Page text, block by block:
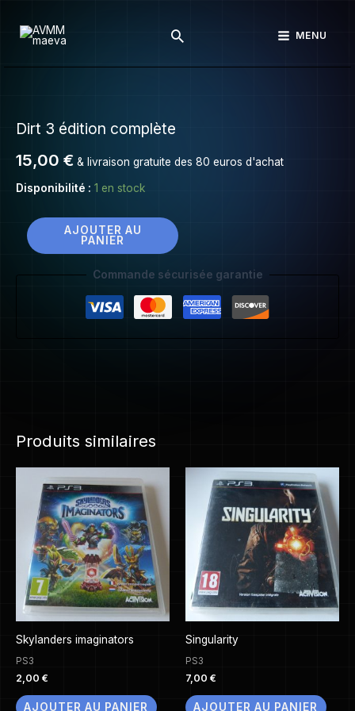
Rechercher MENU
Dirt 3 édition complète
15,00 € & livraison gratuite des 80 euros d'achat
Disponibilité : 1 en stock
Dirt
édition
complète
AJOUTER AU
PANIER
Commande sécurisée garantie
Produits similaires
Skylanders imaginators
PS3
2,00 €
AJOUTER AU PANIER
Singularity
PS3
7,00 €
AJOUTER AU PANIER
édition